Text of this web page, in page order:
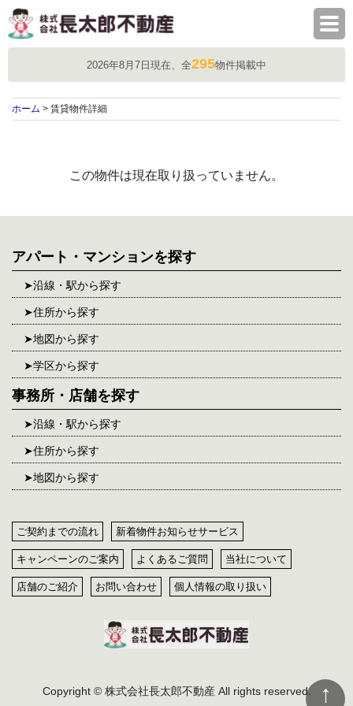
2026年8月7日現在、全295物件掲載中
ホーム > 賃貸物件詳細
この物件は現在取り扱っていません。
アパート・マンションを探す
沿線・駅から探す
住所から探す
地図から探す
学区から探す
事務所・店舗を探す
沿線・駅から探す
住所から探す
地図から探す
ご契約までの流れ 新着物件お知らせサービス
キャンペーンのご案内 よくあるご質問 当社について
店舗のご紹介 お問い合わせ 個人情報の取り扱い
Copyright © 株式会社長太郎不動産 All rights reserved.